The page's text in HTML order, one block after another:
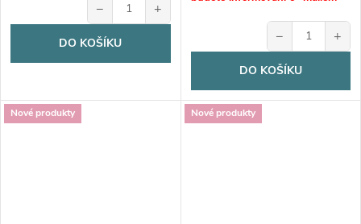
− +
DO KOŠÍKU − +
DO KOŠÍKU
Nové produkty Nové produkty